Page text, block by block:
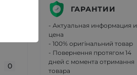
0
ГАРАНТИИ
- Актуальная информация и
цена
- 100% оригінальний товар
- Повернення протягом 14
дней с момента отримання
товара